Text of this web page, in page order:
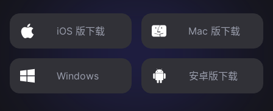
iOS 版下载 Mac 版下载
Windows 安卓版下载